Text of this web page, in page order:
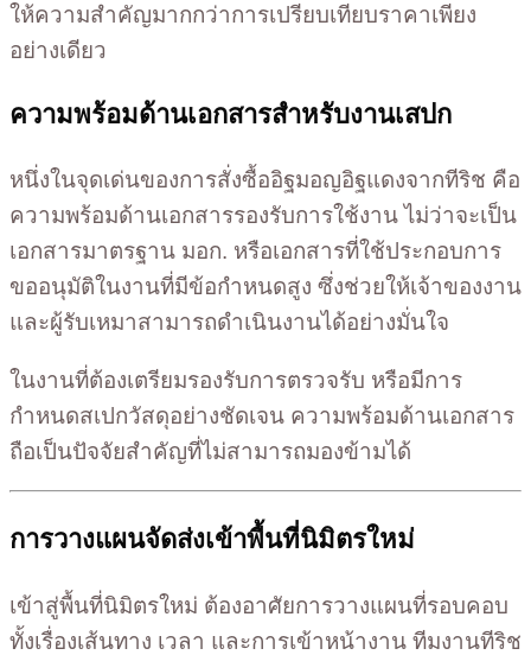
ให้ความสำคัญมากกว่าการเปรียบเทียบราคาเพียง
อย่างเดียว
ความพร้อมด้านเอกสารสำหรับงานเสปก
หนึ่งในจุดเด่นของการสั่งซื้ออิฐมอญอิฐแดงจากทีริช คือ
ความพร้อมด้านเอกสารรองรับการใช้งาน ไม่ว่าจะเป็น
เอกสารมาตรฐาน มอก. หรือเอกสารที่ใช้ประกอบการ
ขออนุมัติในงานที่มีข้อกำหนดสูง ซึ่งช่วยให้เจ้าของงาน
และผู้รับเหมาสามารถดำเนินงานได้อย่างมั่นใจ
ในงานที่ต้องเตรียมรองรับการตรวจรับ หรือมีการ
กำหนดสเปกวัสดุอย่างชัดเจน ความพร้อมด้านเอกสาร
ถือเป็นปัจจัยสำคัญที่ไม่สามารถมองข้ามได้
การวางแผนจัดส่งเข้าพื้นที่นิมิตรใหม่
เข้าสู่พื้นที่นิมิตรใหม่ ต้องอาศัยการวางแผนที่รอบคอบ
ทั้งเรื่องเส้นทาง เวลา และการเข้าหน้างาน ทีมงานทีริช